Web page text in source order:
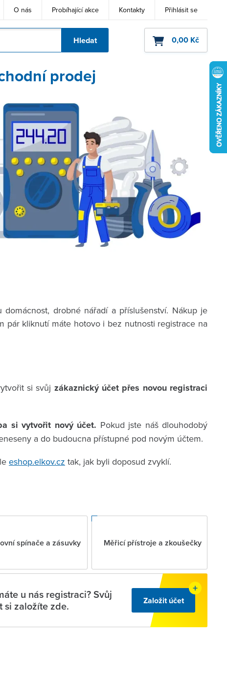
O nás Probíhající akce Kontakty Přihlásit se
Hledat 0,00 Kč
prodej
drobné nářadí a příslušenství. Nákup je
kliknutí máte hotovo i bez nutnosti registrace na
si svůj zákaznický účet přes novou registraci
si vytvořit nový účet. Pokud jste náš dlouhodobý
a do budoucna přístupné pod novým účtem.
eshop.elkov.cz tak, jak byli doposud zvyklí.
spínače a zásuvky Měřicí přístroje a zkoušečky
u nás registraci? Svůj
si založíte zde.
Založit účet